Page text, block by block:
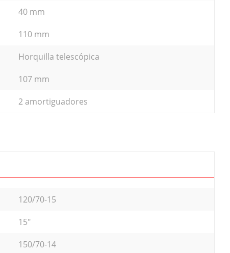
40 mm
110 mm
Horquilla telescópica
107 mm
2 amortiguadores
120/70-15
15"
150/70-14